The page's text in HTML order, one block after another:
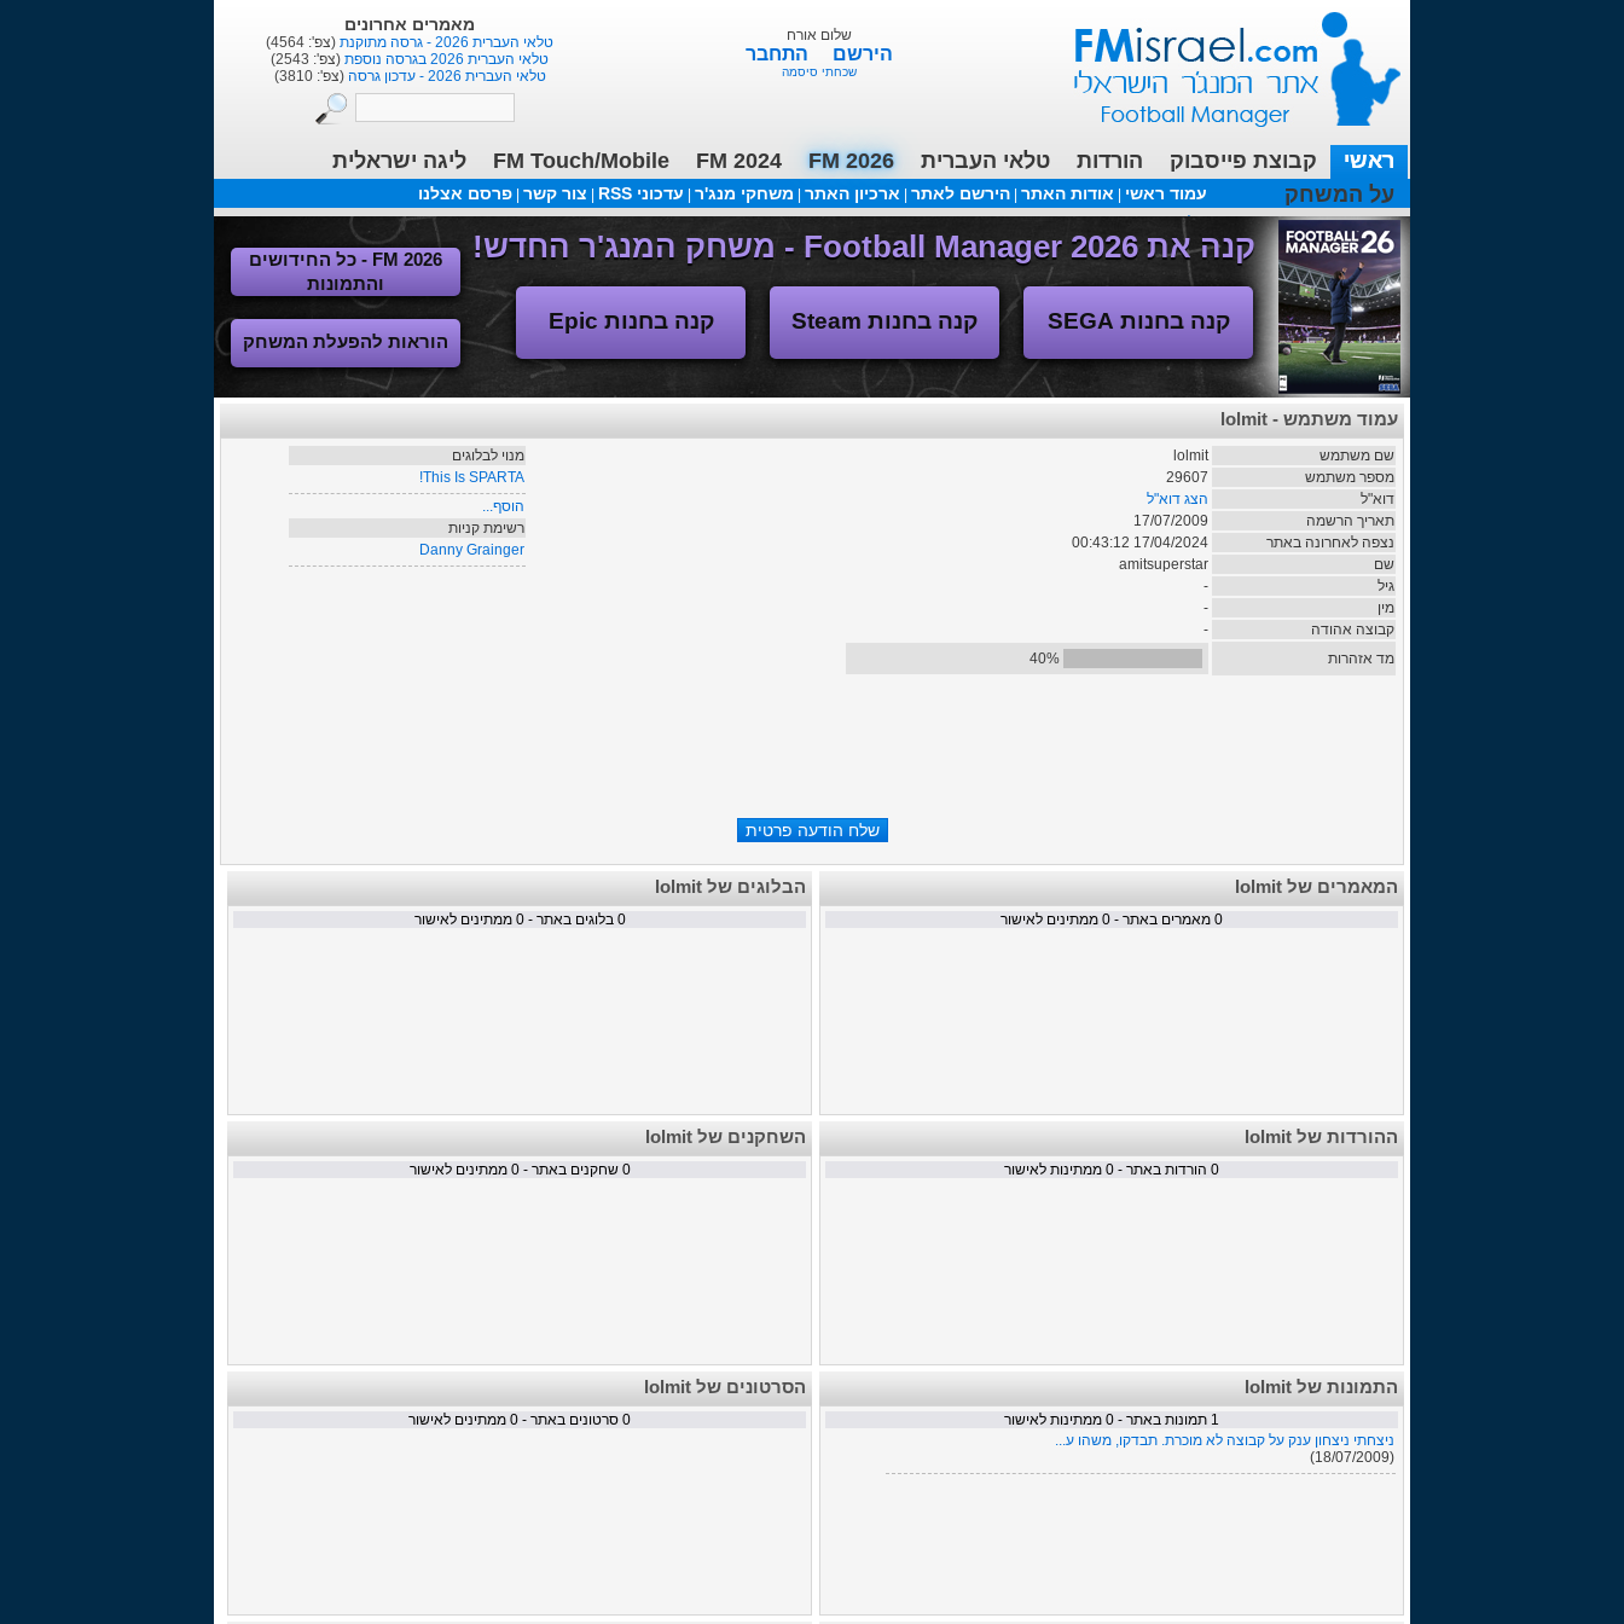
בלוגים אחרונים
הנוסע בזמן(צפ': 2044)
טוטנהאם הוטספר :כי מנור יותר וינר ...(צפ': 4406)
ורדר ברמן -מחזירים את גרמניה לירוקה(צפ': 4024)
שלום אורח
הירשם התחבר
שכחתי סיסמה
ראשי קבוצת פייסבוק הורדות טלאי העברית FM 2026
FM 2024
FM Touch/Mobile
ליגה ישראלית
על המשחק
עמוד ראשי אודות האתר |הירשם לאתר ארכיון האתר משחקי מנג'ר עדכוני RSS צור קשר פרסם אצלנו
עכשיו בפורומים:FM19- איך יוצאים לחופשה עם המאמן ?
קנה את Football Manager 2026 - משחק המנג'ר החדש!
קנה בחנות SEGA קנה בחנות Steam קנה בחנות Epic
FM 2026 - כל החידושים
והתמונות
הוראות להפעלת המשחק
עמוד משתמש - lolmit
שם משתמש
lolmit
מספר משתמש
29607
דוא"ל
הצג דוא"ל
תאריך הרשמה
17/07/2009
נצפה לאחרונה באתר
17/04/2024 00:43:12
שם
amitsuperstar
גיל
-
מין
-
קבוצה אהודה
-
מד אזהרות
40%
מנוי לבלוגים
This Is SPARTA!
הוסף...
רשימת קניות
Danny Grainger
המאמרים של lolmit
0 מאמרים באתר - 0 ממתינים לאישור
הבלוגים של lolmit
0 בלוגים באתר -0 ממתינים לאישור
ההורדות של lolmit
0 הורדות באתר - 0 ממתינות לאישור
השחקנים של lolmit
0 שחקנים באתר -0 ממתינים לאישור
התמונות של lolmit
1 תמונות באתר - 0 ממתינות לאישור
ניצחתי ניצחון ענק על קבוצה לא מוכרת. תבדקו, משהו ע...
(18/07/2009)
הסרטונים של lolmit
0 סרטונים באתר - 0 ממתינים לאישור